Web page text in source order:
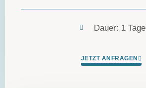
Dauer: 1 Tage
JETZT ANFRAGEN